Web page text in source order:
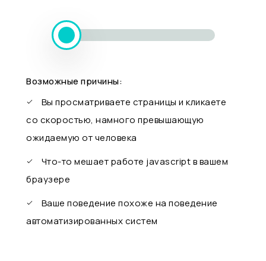
Возможные причины:
Вы просматриваете страницы и кликаете
со скоростью, намного превышающую
ожидаемую от человека
Что-то мешает работе javascript в вашем
браузере
Ваше поведение похоже на поведение
автоматизированных систем